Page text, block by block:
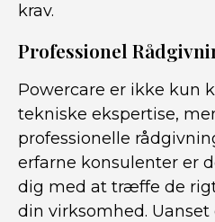
krav.
Professionel
Powercare er ikke kun
tekniske ekspertise,
professionelle
erfarne konsulenter er
dig med at træffe de
din virksomhed.